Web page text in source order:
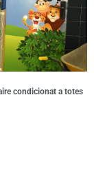
condicionat a totes